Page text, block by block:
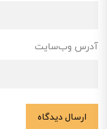
آدرس وب‌سایت
ارسال دیدگاه